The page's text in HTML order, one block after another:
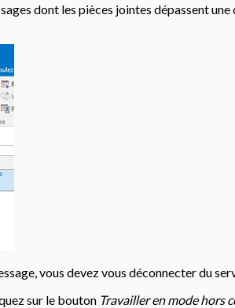
dont les pièces jointes dépassent
vous devez vous déconnecter du
sur le bouton Travailler en mode hors